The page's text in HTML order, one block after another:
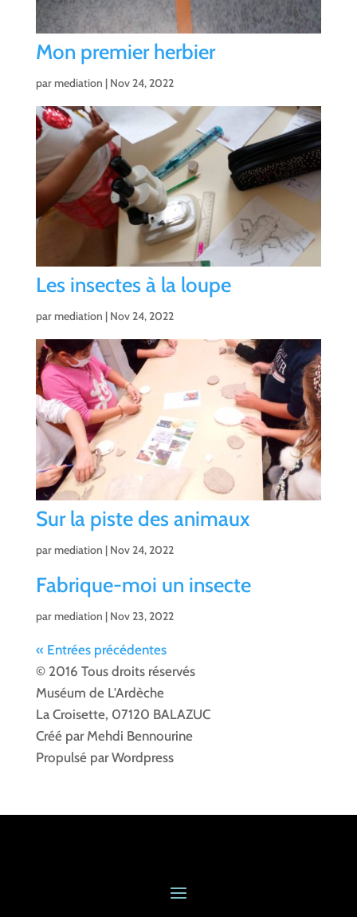
Mon premier herbier
parmediation | Nov 24, 2022
Les insectes à la loupe
parmediation | Nov 24, 2022
Sur la piste des animaux
parmediation | Nov 24, 2022
Fabrique-moi un insecte
parmediation | Nov 23, 2022
« Entrées précédentes
© 2016 Tous droits réservés
Muséum de L'Ardèche
La Croisette, 07120 BALAZUC
Créé par Mehdi Bennourine
Propulsé par Wordpress